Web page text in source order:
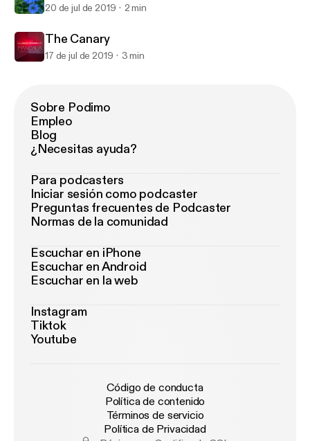
20 de jul de 2019 2 min
The Canary
17 de jul de 2019 3 min
Sobre Podimo
Empleo
Blog
¿Necesitas ayuda?
Para podcasters
Iniciar sesión como podcaster
Preguntas frecuentes de Podcaster
Normas de la comunidad
Escuchar en iPhone
Escuchar en Android
Escuchar en la web
Instagram
Tiktok
Youtube
Código de conducta
Política de contenido
Términos de servicio
Política de Privacidad